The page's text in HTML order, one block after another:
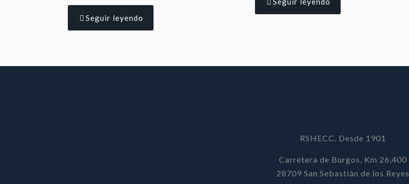
Seguir leyendo
RSHECC. Desde 1901
Carretera de Burgos, Km 26,400
28709 San Sebastián de los Reyes